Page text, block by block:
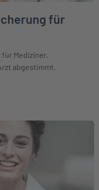
für
Mediziner.
abgestimmt.
für Ärzte erfahren
für Zahnärzte